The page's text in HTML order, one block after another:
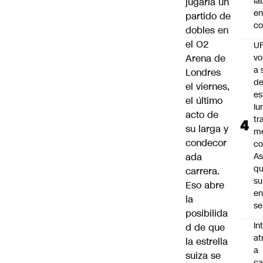
partido de
dobles en
el O2
Arena de
Londres
el viernes,
el último
acto de
su larga y
condecor
ada
carrera.
Eso abre
la
posibilida
d de que
la estrella
suiza se
a
en
a